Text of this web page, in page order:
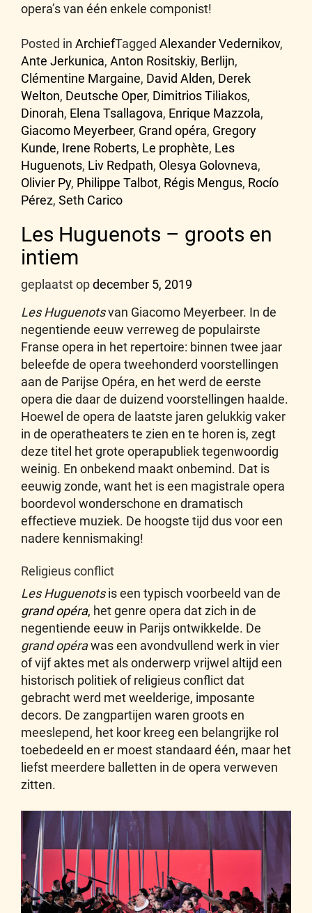
opera’s van één enkele componist!
Posted in ArchiefTagged Alexander Vedernikov,
Ante Jerkunica, Anton Rositskiy, Berlijn,
Clémentine Margaine, David Alden, Derek
Welton, Deutsche Oper, Dimitrios Tiliakos,
Dinorah, Elena Tsallagova, Enrique Mazzola,
Giacomo Meyerbeer, Grand opéra, Gregory
Kunde, Irene Roberts, Le prophète, Les
Huguenots, Liv Redpath, Olesya Golovneva,
Olivier Py, Philippe Talbot, Régis Mengus, Rocío
Pérez, Seth Carico
Les Huguenots – groots en
intiem
geplaatst opdecember 5, 2019
Les Huguenotsvan Giacomo Meyerbeer. In de
negentiende eeuw verreweg de populairste
Franse opera in het repertoire: binnen twee jaar
beleefde de opera tweehonderd voorstellingen
aan de Parijse Opéra, en het werd de eerste
opera die daar de duizend voorstellingen haalde.
Hoewel de opera de laatste jaren gelukkig vaker
in de operatheaters te zien en te horen is, zegt
deze titel het grote operapubliek tegenwoordig
weinig. En onbekend maakt onbemind. Dat is
eeuwig zonde, want het is een magistrale opera
boordevol wonderschone en dramatisch
effectieve muziek. De hoogste tijd dus voor een
nadere kennismaking!
Religieus conflict
Les Huguenotsis een typisch voorbeeld van de
grand opéra, het genre opera dat zich in de
negentiende eeuw in Parijs ontwikkelde. De
grand opérawas een avondvullend werk in vier
of vijf aktes met als onderwerp vrijwel altijd een
historisch politiek of religieus conflict dat
gebracht werd met weelderige, imposante
decors. De zangpartijen waren groots en
meeslepend, het koor kreeg een belangrijke rol
toebedeeld en er moest standaard één, maar het
liefst meerdere balletten in de opera verweven
zitten.